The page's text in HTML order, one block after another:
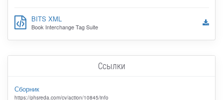
BITS XML
Book Interchange Tag Suite
Ссылки
Сборник
https://phsreda.com/cv/action/10845/info